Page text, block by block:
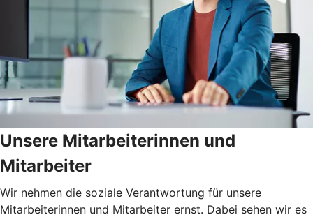
Unsere Mitarbeiterinnen und
Mitarbeiter
Wir nehmen die soziale Verantwortung für unsere
Mitarbeiterinnen und Mitarbeiter ernst. Dabei sehen wir es